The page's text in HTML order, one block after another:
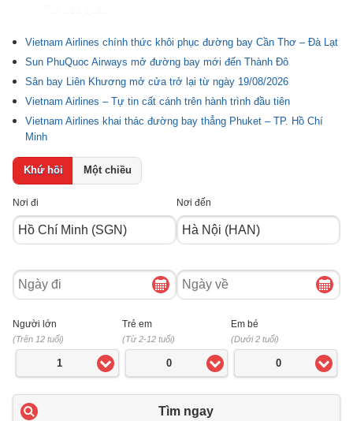
Vietnam Airlines chính thức khôi phục đường bay Cần Thơ – Đà Lạt
Sun PhuQuoc Airways mở đường bay mới đến Thành Đô
Sân bay Liên Khương mở cửa trở lại từ ngày 19/08/2026
Vietnam Airlines – Tự tin cất cánh trên hành trình đầu tiên
Vietnam Airlines khai thác đường bay thẳng Phuket – TP. Hồ Chí
Minh
Khứ hồi Một chiều
Nơi đi Nơi đến
Ngày
đi
Ngày
về
Người lớn
(Trên 12 tuổi)
1
Trẻ em
(Từ 2-12 tuổi)
0
Em bé
(Dưới 2 tuổi)
0
Tìm ngay